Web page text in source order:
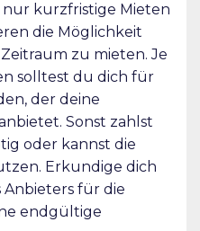
kurzfristige Mieten
die Möglichkeit
zu mieten. Je
solltest du dich für
der deine
Sonst zahlst
oder kannst die
Erkundige dich
Anbieters für die
endgültige